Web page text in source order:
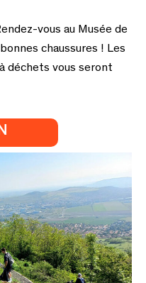
vous au Musée de
chaussures ! Les
déchets vous seront